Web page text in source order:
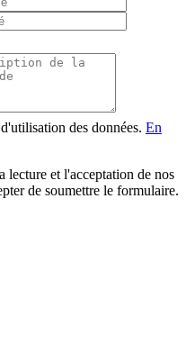
des données. En
et l'acceptation de nos
de soumettre le formulaire.